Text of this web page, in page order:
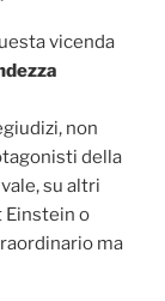
vicenda
non
della
su altri
Einstein o
ma